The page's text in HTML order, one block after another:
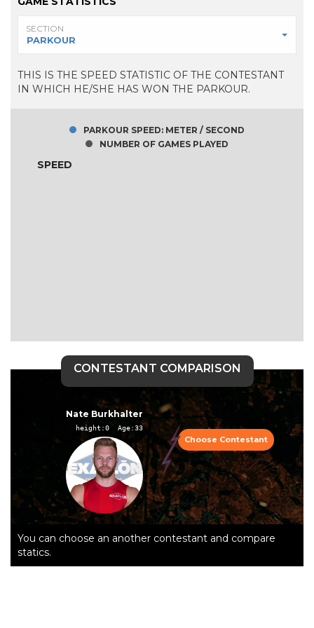
SECTION
PARKOUR
THIS IS THE SPEED STATISTIC OF THE CONTESTANT
IN WHICH HE/SHE HAS WON THE PARKOUR.
PARKOUR SPEED: METER / SECOND
NUMBER OF GAMES PLAYED
SPEED
CONTESTANT COMPARISON
Nate Burkhalter
height:0  Age:33
Choose Contestant
You can choose an another contestant and compare
statics.